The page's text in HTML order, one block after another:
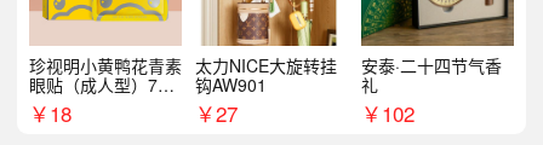
珍视明小黄鸭花青素
眼贴（成人型）7对/
盒
￥18
太力NICE大旋转挂
钩AW901
￥27
安泰·二十四节气香
礼
￥102